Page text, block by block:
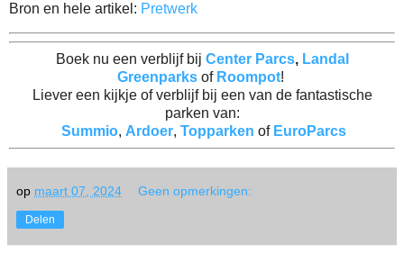
Bron en hele artikel: Pretwerk
Boek nu een verblijf bij Center Parcs, Landal
Greenparksof Roompot!
Liever een kijkje of verblijf bij een van de fantastische
parken van:
Summio, Ardoer, Topparken of EuroParcs
op maart 07, 2024 Geen opmerkingen:
Delen